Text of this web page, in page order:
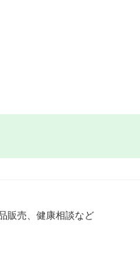
販売、健康相談など